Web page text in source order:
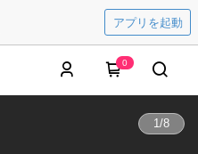
アプリを起動
0
1/8